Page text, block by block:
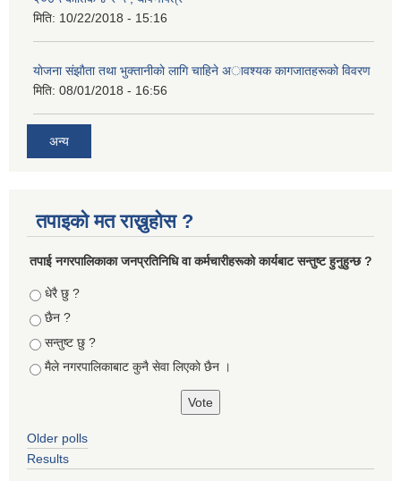
मिति: 10/22/2018 - 15:16
याेजना संझाैता तथा भुक्तानीकाे लागि चाहिने अावश्यक कागजातहरूकाे विवरण
मिति: 08/01/2018 - 16:56
अन्य
तपाइको मत राख्नुहोस ?
तपा‌ई नगरपालिकाका जनप्रतिनिधि वा कर्मचारीहरूकाे कार्यबाट सन्तुष्ट हुनुहुन्छ ?
Choices
धेरै छु ?
छैन ?
सन्तुष्ट छु ?
मैले नगरपालिकाबाट कुनै सेवा लिएकाे छैन ।
Older polls
Results